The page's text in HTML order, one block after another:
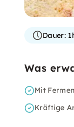
Dauer:
Was
Mit
Kräftige